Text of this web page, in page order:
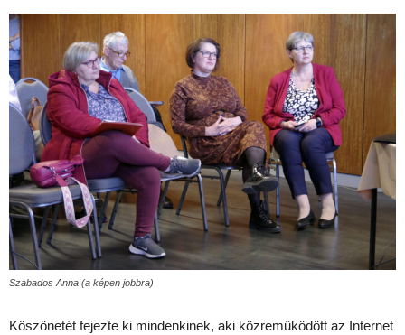
Szabados Anna (a képen jobbra)
Köszönetét fejezte ki mindenkinek, aki közreműködött az Internet